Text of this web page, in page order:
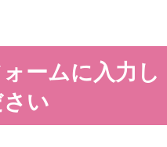
ームに入力し
い